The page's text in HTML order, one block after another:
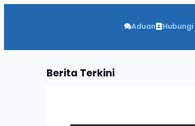
Aduan Hubungi
Berita Terkini